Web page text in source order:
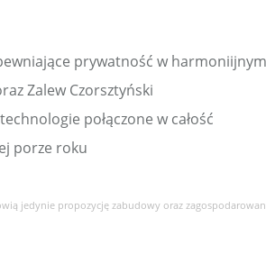
prywatność w
Zalew Czorsztyński
połączone w całość
porze roku
jedynie propozycję zabudowy oraz